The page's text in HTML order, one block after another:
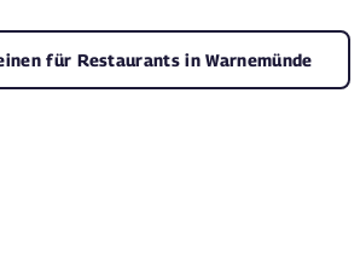
für Restaurants in Warnemünde